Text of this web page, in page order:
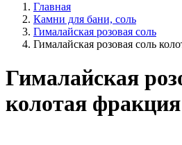
Главная
Камни для бани, соль
Гималайская розовая соль
Гималайская розовая соль
Гималайская
колотая